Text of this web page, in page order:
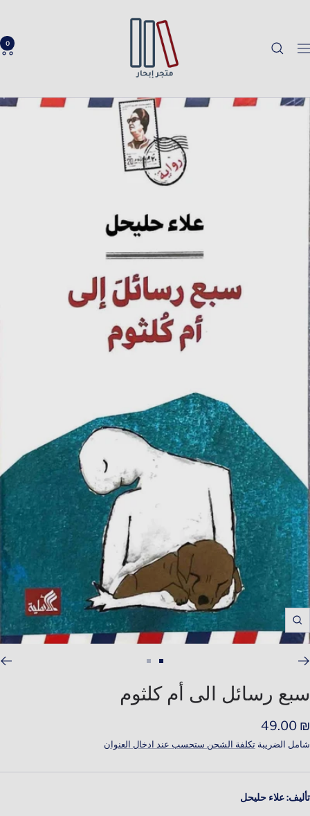
التنقل
Ibhar
Bookstore
0
Zoom
للشريحة
1
للشريحة
2
سبع رسائل الى أم كلثوم
السعر
المخفَّض
₪ 49.00
شامل الضريبة تكلفة الشحن ستحسب عند ادخال العنوان
تأليف: علاء حليحل